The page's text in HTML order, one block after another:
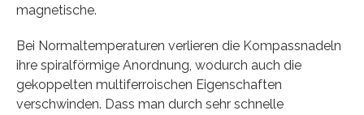
magnetische.
Bei Normaltemperaturen verlieren die Kompassnadeln
ihre spiralförmige Anordnung, wodurch auch die
gekoppelten multiferroischen Eigenschaften
verschwinden. Dass man durch sehr schnelle